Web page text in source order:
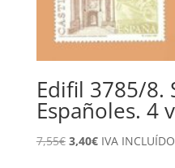
Edifil 3785/8.
Españoles. 4
7,55€ El
3,40€ElIVA INCLUÍDO